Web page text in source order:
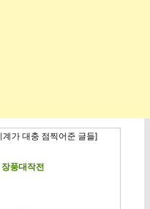
가 대충 점찍어준 글들]
풍대작전